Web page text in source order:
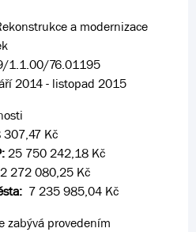
a modernizace
1.1.00/76.01195
2014 - listopad 2015
Kč
25 750 242,18 Kč
2 272 080,25 Kč
7 235 985,04 Kč
zabývá provedením